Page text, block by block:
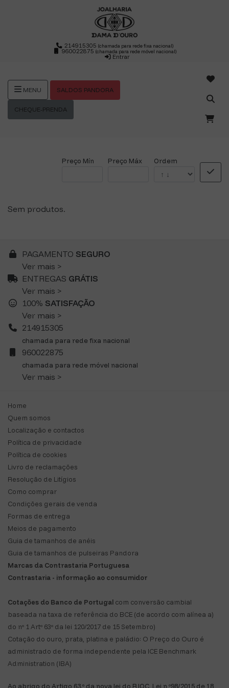
214915305(chamada para rede fixa nacional)
960022875 (chamada para rede móvel nacional)
Entrar
MENU SALDOS PANDORA
CHEQUE-PRENDA
Preço Mín Preço Máx Ordem
Sem produtos.
PAGAMENTO SEGURO
Ver mais >
ENTREGAS GRÁTIS
Ver mais >
100% SATISFAÇÃO
Ver mais >
214915305
chamada para rede fixa nacional
960022875
chamada para rede móvel nacional
Ver mais >
Home
Quem somos
Localização e contactos
Política de privacidade
Política de cookies
Livro de reclamações
Resolução de Litígios
Como comprar
Condições gerais de venda
Formas de entrega
Meios de pagamento
Guia de tamanhos de anéis
Guia de tamanhos de pulseiras Pandora
Marcas da Contrastaria Portuguesa
Contrastaria - informação ao consumidor
Cotações do Banco de Portugal com conversão cambial
baseada na taxa de referência do BCE (de acordo com alínea a)
do nº 1 Artº 63º da lei 120/2017 de 15 Setembro)
Cotação do ouro, prata, platina e paládio: O Preço do Ouro é
administrado de forma independente pela ICE Benchmark
Administration (IBA)
Ao abrigo do Artigo 63.º da nova lei do RJOC, Lei n,º98/2015 de 18